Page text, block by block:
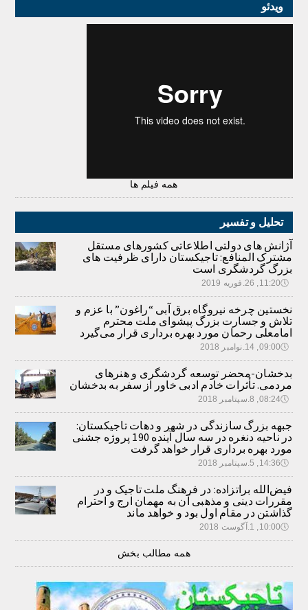
ویدئو
همه فیلم ها
تحلیل و تفسیر
آژانش های دولتی اطلاعاتی کشورهای مستقل
مشترک المنافع: تاجیکستان دارای ظرفیت های
بزرگ گردشگری است
🕔11:20, 26.فوریه 2019
نخستین چرخه نیروگاه برق آبی “راغون” با عزم و
تلاش و جسارت بزرگ پیشوای ملت محترم
امامعلی رحمان مورد بهره برداری قرار می‌گیرد
🕔09:00, 14.نوامبر 2018
بدخشان-محضر توسعه گردشگری و هنرهای
مردمی. تأثرات خادم ادبی خاور از سفر به بدخشان
🕔08:24, 8.سپتامبر 2018
جبهه بزرگ سازندگی در شهر و دهات تاجیکستان:
در ناحیه دنغره در سه سال آینده 190 پروژه جشنی
مورد بهره برداری قرار خواهد گرفت
🕔14:36, 5.سپتامبر 2018
فیض‌الله براتزاده: در فرهنگ ملت تاجیک و در
مقررات دینی و مذهبی آن به مهمان ارج و احترام
گذاشتن در مقام اول بود و خواهد ماند
🕔10:00, 1.آگوست 2018
همه مطالب بخش